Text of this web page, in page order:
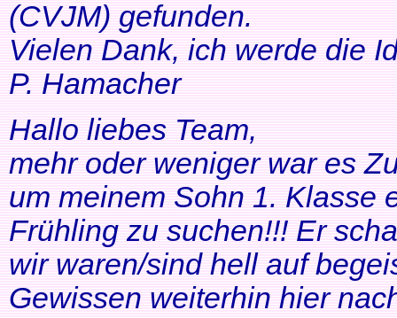
(CVJM) gefunden.
Vielen Dank, ich werde die
P. Hamacher
Hallo liebes Team,
mehr oder weniger war es
um meinem Sohn 1. Klasse
Frühling zu suchen!!! Er
wir waren/sind hell auf
Gewissen weiterhin hier